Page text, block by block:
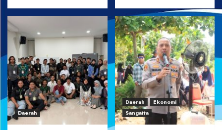
Kukar
Susun
Jalan
Lima
Tahun,
Siapkan
Sinergi
Kawal
Daerah
about
KAHMI
Kukar
Siapkan
Langkah
Strategis
Kawal
Pembangunan
Daerah
Daerah
Daerah
Ekonomi
Sangatta